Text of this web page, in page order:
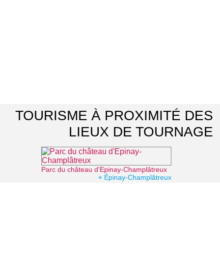
TOURISME À PROXIMITÉ DES
LIEUX DE TOURNAGE
Parc du château d'Epinay-Champlâtreux
⌖ Épinay-Champlâtreux